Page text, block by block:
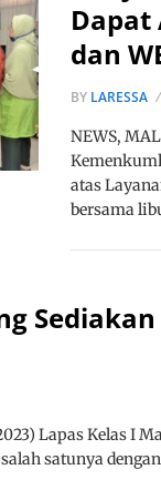
Dapat
dan
BY LARESSA
NEWS,
atas
bersama
Lapas Kelas I
satunya